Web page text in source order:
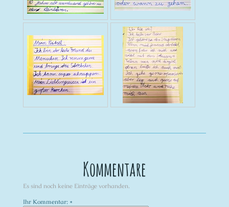
Kommentare
Es sind noch keine Einträge vorhanden.
Ihr Kommentar: *